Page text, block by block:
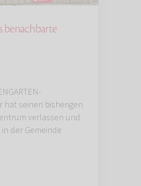
benachbarte
hat seinen bisherigen
verlassen und
der Gemeinde